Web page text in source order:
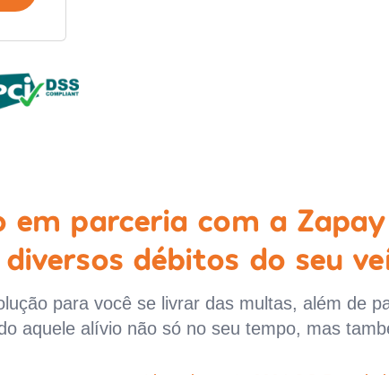
em parceria com a
diversos débitos do seu
para você se livrar das multas, além de
aquele alívio não só no seu tempo, mas